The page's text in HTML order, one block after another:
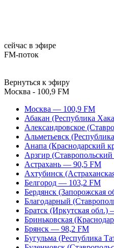
сейчас в эфире
FM-поток
Вернуться к эфиру
Москва - 100,9 FM
Москва — 100,9 FM
Абакан (Республика
Александровское
Альметьевск
Анапа (Краснодарский
Арзгир
Астрахань — 90,5 FM
Ахтубинск
Белгород — 103,2 FM
Бердянск (Запорожская
Благодарный
Братск (Иркутская обл.)
Бриньковская
Брянск — 98,2 FM
Бугульма (Республика